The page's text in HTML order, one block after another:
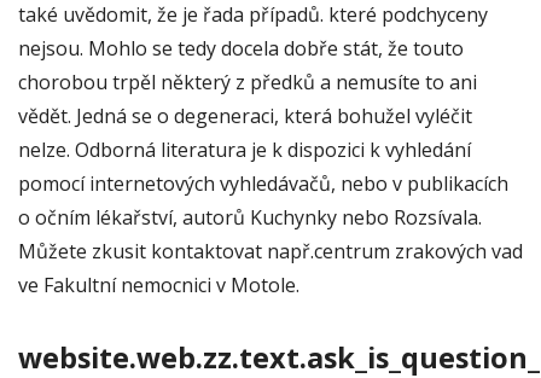
také uvědomit, že je řada případů. které podchyceny
nejsou. Mohlo se tedy docela dobře stát, že touto
chorobou trpěl některý z předků a nemusíte to ani
vědět. Jedná se o degeneraci, která bohužel vyléčit
nelze. Odborná literatura je k dispozici k vyhledání
pomocí internetových vyhledávačů, nebo v publikacích
o očním lékařství, autorů Kuchynky nebo Rozsívala.
Můžete zkusit kontaktovat např.centrum zrakových vad
ve Fakultní nemocnici v Motole.